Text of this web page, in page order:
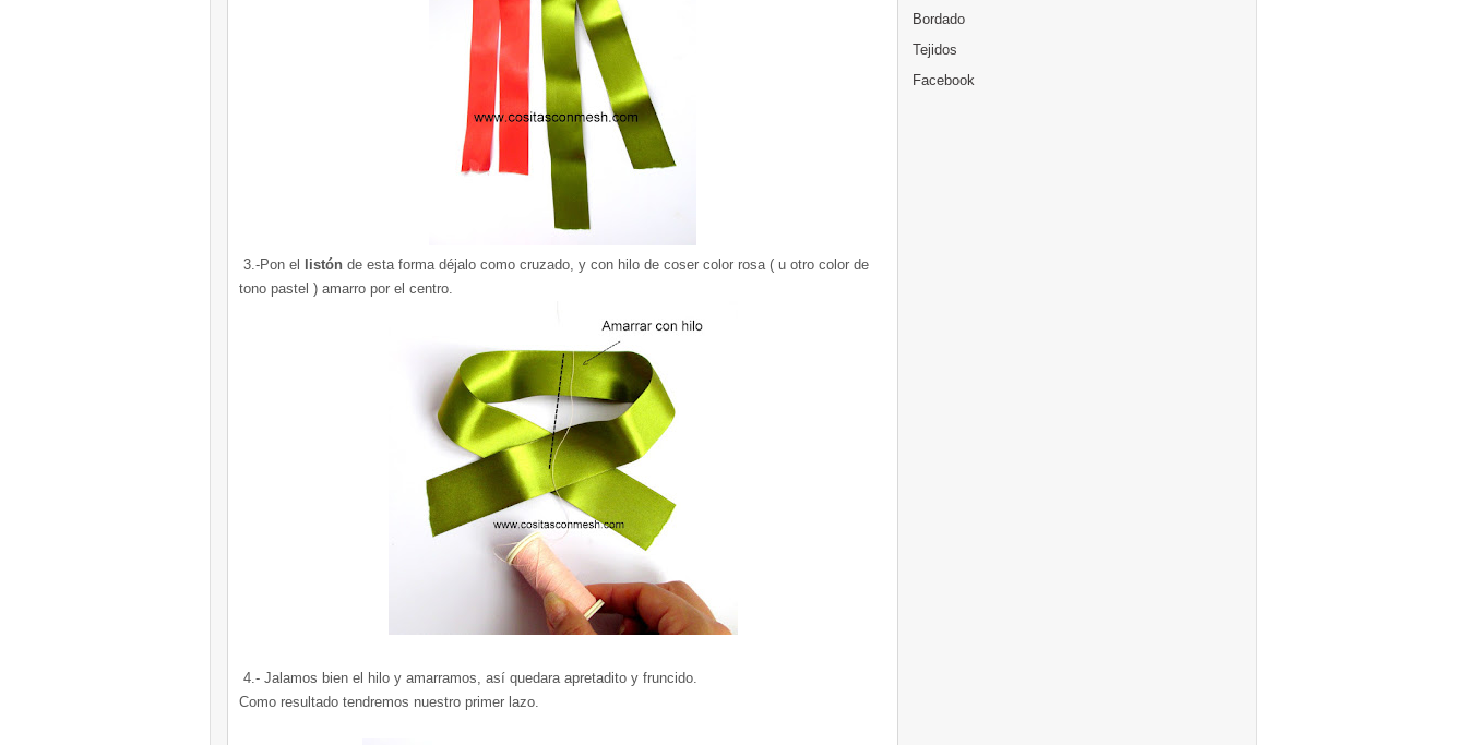
3.-Pon el listón de esta forma déjalo como cruzado, y con hilo de coser color rosa ( u otro color de
tono pastel ) amarro por el centro.
4.- Jalamos bien el hilo y amarramos, así quedara apretadito y fruncido.
Como resultado tendremos nuestro primer lazo.
Bordado
Tejidos
Facebook